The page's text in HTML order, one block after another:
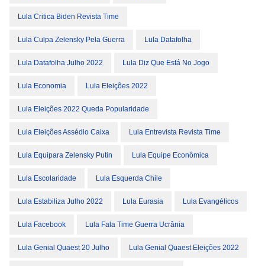
Lula Critica Biden Revista Time
Lula Culpa Zelensky Pela Guerra Lula Datafolha
Lula Datafolha Julho 2022 Lula Diz Que Está No Jogo
Lula Economia Lula Eleições 2022
Lula Eleições 2022 Queda Popularidade
Lula Eleições Assédio Caixa Lula Entrevista Revista Time
Lula Equipara Zelensky Putin Lula Equipe Econômica
Lula Escolaridade Lula Esquerda Chile
Lula Estabiliza Julho 2022 Lula Eurasia Lula Evangélicos
Lula Facebook Lula Fala Time Guerra Ucrânia
Lula Genial Quaest 20 Julho Lula Genial Quaest Eleições 2022